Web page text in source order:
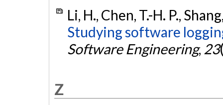
Li, H., Chen, T.-H. P.,
Studying software
Software Engineering, 23
Z